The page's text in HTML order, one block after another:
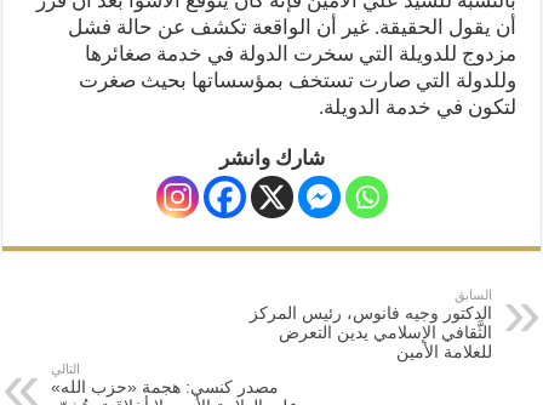
أن يقول الحقيقة. غير أن الواقعة تكشف عن حالة فشل
مزدوج للدويلة التي سخرت الدولة في خدمة صغائرها
وللدولة التي صارت تستخف بمؤسساتها بحيث صغرت
لتكون في خدمة الدويلة.
شارك وانشر
السابق
الدكتور وجيه فانوس، رئيس المركز
الثَّقافي الإسلامي يدين التعرض
للعلامة الأمين
التالي
مصدر كنسي: هجمة «حزب الله»